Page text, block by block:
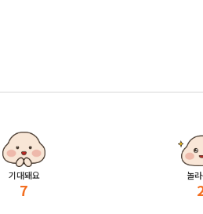
기대돼요
7
놀